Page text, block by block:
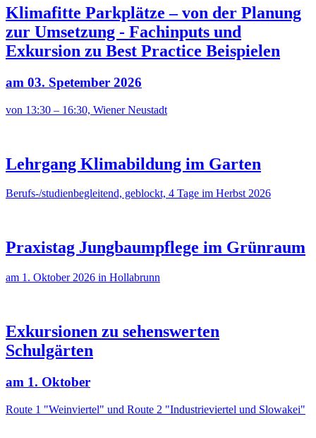
Klimafitte Parkplätze – von der Planung
zur Umsetzung - Fachinputs und
Exkursion zu Best Practice Beispielen
am 03. Spetember 2026
von 13:30 – 16:30, Wiener Neustadt
Lehrgang Klimabildung im Garten
Berufs-/studienbegleitend, geblockt, 4 Tage im Herbst 2026
Praxistag Jungbaumpflege im Grünraum
am 1. Oktober 2026 in Hollabrunn
Exkursionen zu sehenswerten
Schulgärten
am 1. Oktober
Route 1 "Weinviertel" und Route 2 "Industrieviertel und Slowakei"